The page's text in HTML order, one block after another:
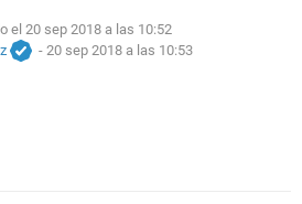
el 20 sep 2018 a las 10:52
- 20 sep 2018 a las 10:53